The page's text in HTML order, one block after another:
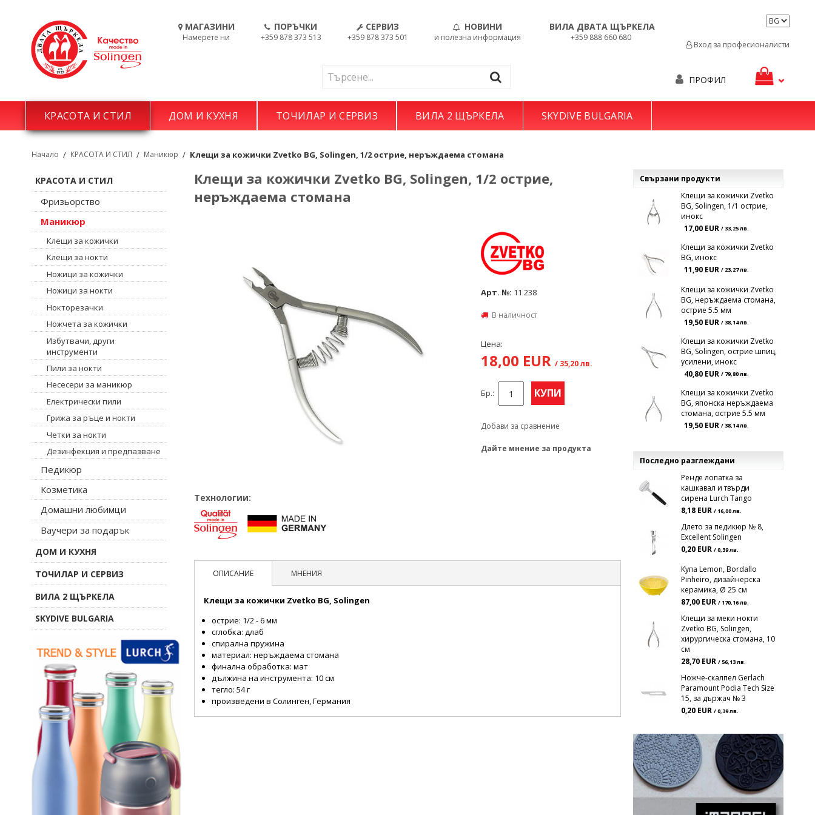
МАГАЗИНИ
Намерете ни
ПОРЪЧКИ
+359 878 373 513
СЕРВИЗ
+359 878 373 501
НОВИНИ
и полезна информация
ВИЛА ДВАТА ЩЪРКЕЛА
+359 888 660 680
Вход за професионалисти
ПРОФИЛ
КРАСОТА И СТИЛ ДОМ И КУХНЯ ТОЧИЛАР И СЕРВИЗ ВИЛА 2 ЩЪРКЕЛА SKYDIVE BULGARIA
Начало / КРАСОТА И СТИЛ / Маникюр / Клещи за кожички Zvetko BG, Solingen, 1/2 острие, неръждаема стомана
Клещи за кожички Zvetko BG, Solingen, 1/2 острие,
неръждаема стомана
Арт. №: 11 238
В наличност
Цена:
18,00 EUR / 35,20 лв.
Бр.: КУПИ
Добави за сравнение
Дайте мнение за продукта
Технологии:
ОПИСАНИЕ МНЕНИЯ
Клещи за кожички Zvetko BG, Solingen
острие: 1/2 - 6 мм
сглобка: длаб
спирална пружина
материал: неръждаема стомана
финална обработка: мат
дължина на инструмента: 10 см
тегло: 54 г
произведени в Солинген, Германия
КРАСОТА И СТИЛ
Фризьорство
Маникюр
Клещи за кожички
Клещи за нокти
Ножици за кожички
Ножици за нокти
Нокторезачки
Ножчета за кожички
Избутвачи, други
инструменти
Пили за нокти
Несесери за маникюр
Електрически пили
Грижа за ръце и нокти
Четки за нокти
Дезинфекция и предпазване
Педикюр
Козметика
Домашни любимци
Ваучери за подарък
ДОМ И КУХНЯ
ТОЧИЛАР И СЕРВИЗ
ВИЛА 2 ЩЪРКЕЛА
SKYDIVE BULGARIA
Свързани продукти
Клещи за кожички Zvetko
BG, Solingen, 1/1 острие,
инокс
17,00 EUR / 33,25 лв.
Клещи за кожички Zvetko
BG, инокс
11,90 EUR / 23,27 лв.
Клещи за кожички Zvetko
BG, неръждаема стомана,
острие 5.5 мм
19,50 EUR / 38,14 лв.
Клещи за кожички Zvetko
BG, Solingen, острие шпиц,
усилени, инокс
40,80 EUR / 79,80 лв.
Клещи за кожички Zvetko
BG, японска неръждаема
стомана, острие 5.5 мм
19,50 EUR / 38,14 лв.
Последно разглеждани
Ренде лопатка за
кашкавал и твърди
сирена Lurch Tango
8,18 EUR / 16,00 лв.
Длето за педикюр № 8,
Excellent Solingen
0,20 EUR / 0,39 лв.
Купа Lemon, Bordallo
Pinheiro, дизаѝнерска
керамика, Ø 25 см
87,00 EUR / 170,16 лв.
Клещи за меки нокти
Zvetko BG, Solingen,
хирургическа стомана, 10
см
28,70 EUR / 56,13 лв.
Ножче-скалпел Gerlach
Paramount Podia Tech Size
15, за държач № 3
0,20 EUR / 0,39 лв.